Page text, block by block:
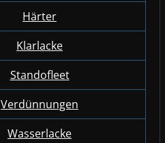
Härter
Klarlacke
Standofleet
Verdünnungen
Wasserlacke